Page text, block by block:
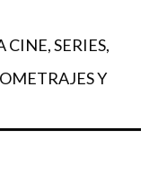
CINE, SERIES,
Y